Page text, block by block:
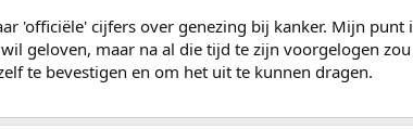
'officiële' cijfers over genezing bij kanker. Mijn punt
geloven, maar na al die tijd te zijn voorgelogen
te bevestigen en om het uit te kunnen dragen.